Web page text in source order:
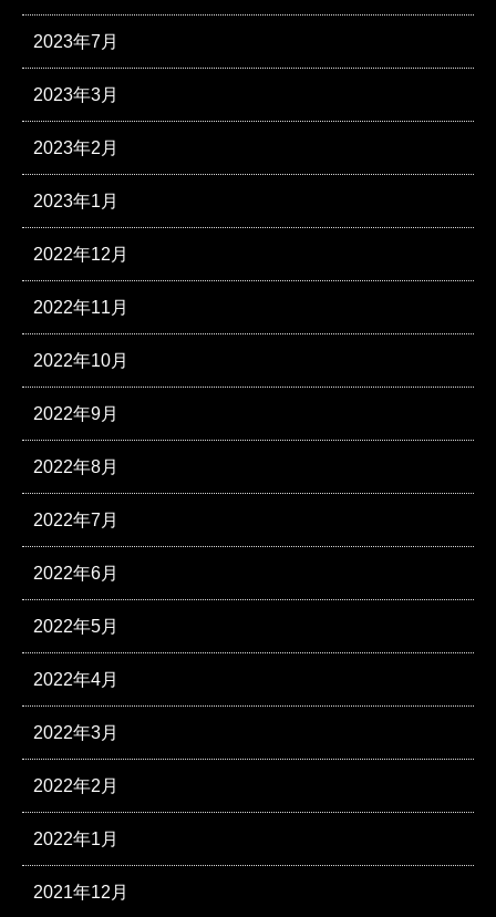
2023年7月
2023年3月
2023年2月
2023年1月
2022年12月
2022年11月
2022年10月
2022年9月
2022年8月
2022年7月
2022年6月
2022年5月
2022年4月
2022年3月
2022年2月
2022年1月
2021年12月